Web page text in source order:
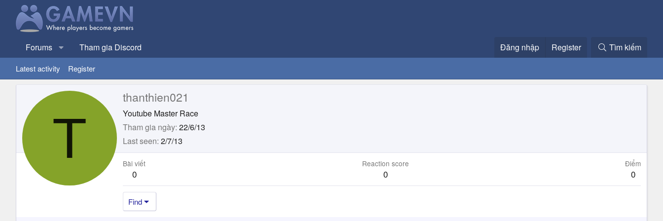
Forums Tham gia Discord Đăng nhập Register Tìm kiếm
Latest activity Register
T
thanthien021
Youtube Master Race
Tham gia ngày 22/6/13
Last seen 2/7/13
Bài viết
0
Reaction score
0
Điểm
0
Find